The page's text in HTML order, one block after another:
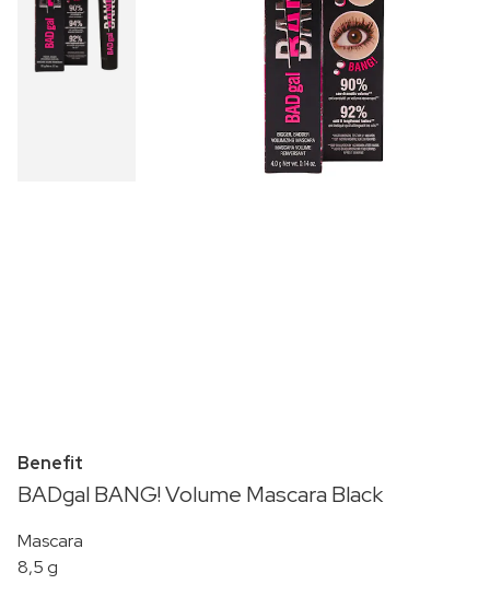
Benefit
BADgal BANG! Volume Mascara Black
Mascara
8,5 g